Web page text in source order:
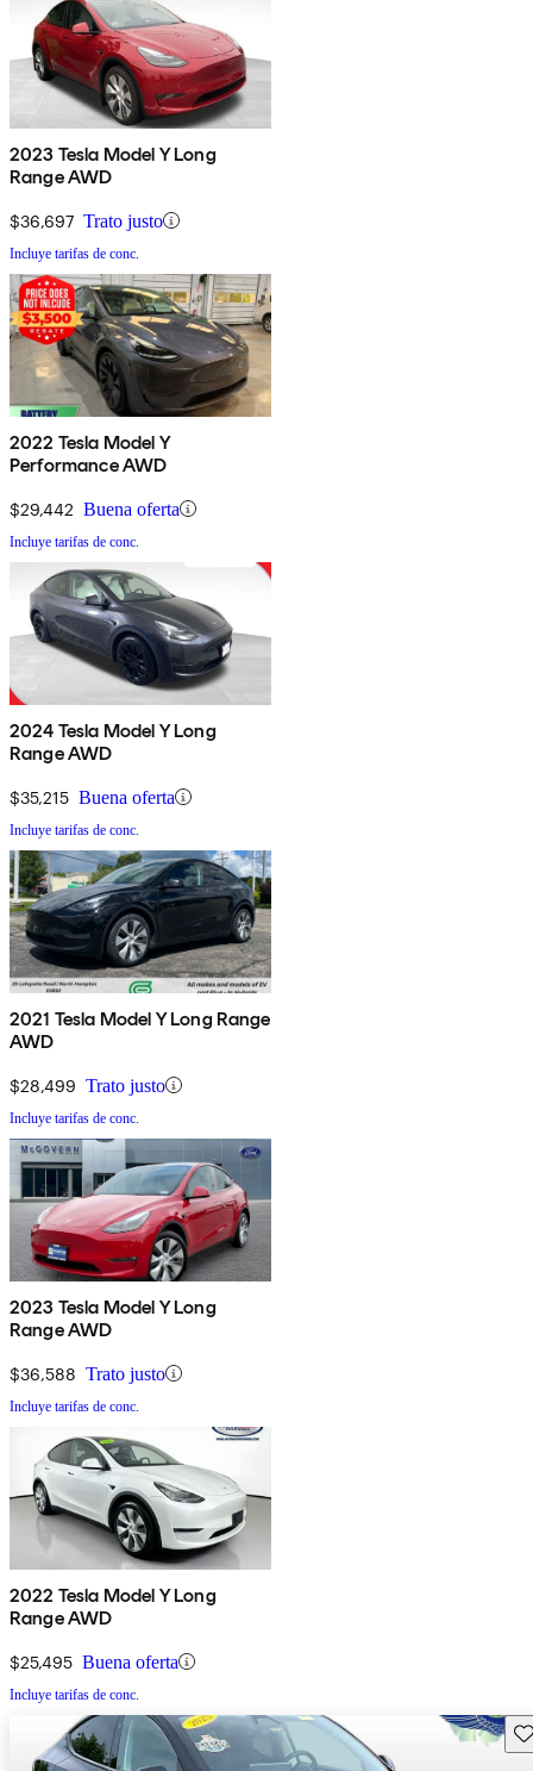
2023 Tesla Model Y Long
Range AWD
$36,697 Trato justo
Incluye tarifas de conc.
2022 Tesla Model Y
Performance AWD
$29,442 Buena oferta
Incluye tarifas de conc.
2024 Tesla Model Y Long
Range AWD
$35,215 Buena oferta
Incluye tarifas de conc.
2021 Tesla Model Y Long Range
AWD
$28,499 Trato justo
Incluye tarifas de conc.
2023 Tesla Model Y Long
Range AWD
$36,588 Trato justo
Incluye tarifas de conc.
2022 Tesla Model Y Long
Range AWD
$25,495 Buena oferta
Incluye tarifas de conc.